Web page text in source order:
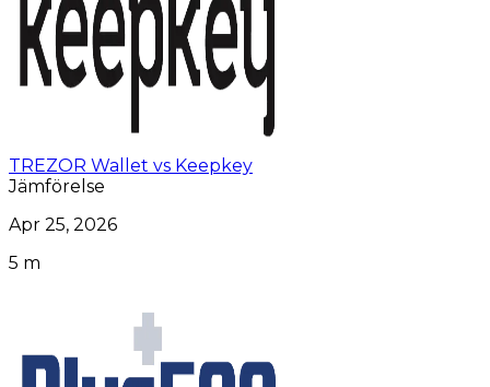
TREZOR Wallet vs Keepkey
Jämförelse
Apr 25, 2026
5 m